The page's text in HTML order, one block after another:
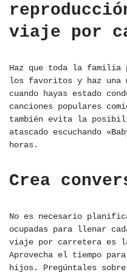
viaje por
Haz que toda la
los favoritos y haz una
cuando hayas estado
canciones populares
también evita la
atascado escuchando
horas.
Crea
No es necesario
ocupadas para llenar
viaje por carretera es
Aprovecha el tiempo
hijos. Pregúntales